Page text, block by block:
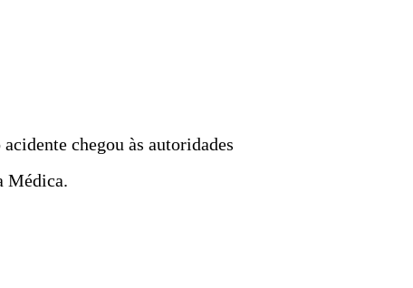
chegou às autoridades
Médica.